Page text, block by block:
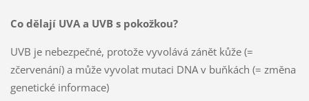
Co dělají UVA a UVB s pokožkou?
UVB je nebezpečné, protože vyvolává zánět kůže (=
zčervenání) a může vyvolat mutaci DNA v buňkách (= změna
genetické informace)